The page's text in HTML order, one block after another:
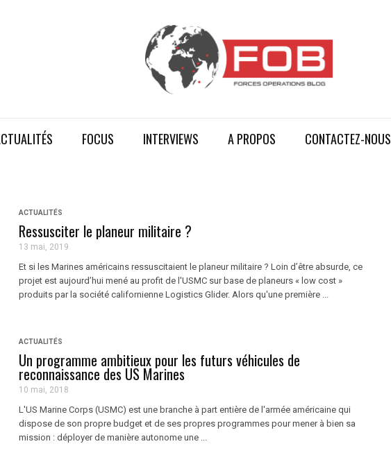
FOCUS INTERVIEWS A PROPOS CONTACTEZ-NOUS
ACTUALITÉS
Ressusciter le planeur militaire ?
13 mai, 2019
Et si les Marines américains ressuscitaient le planeur militaire ? Loin d’être absurde, ce
projet est aujourd’hui mené au profit de l'USMC sur base de planeurs « low cost »
produits par la société californienne Logistics Glider. Alors qu'une première ...
ACTUALITÉS
Un programme ambitieux pour les futurs véhicules de
reconnaissance des US Marines
10 mai, 2018
L'US Marine Corps (USMC) est une branche à part entière de l'armée américaine qui
dispose de son propre budget et de ses propres programmes pour mener à bien sa
mission : déployer de manière autonome une ...